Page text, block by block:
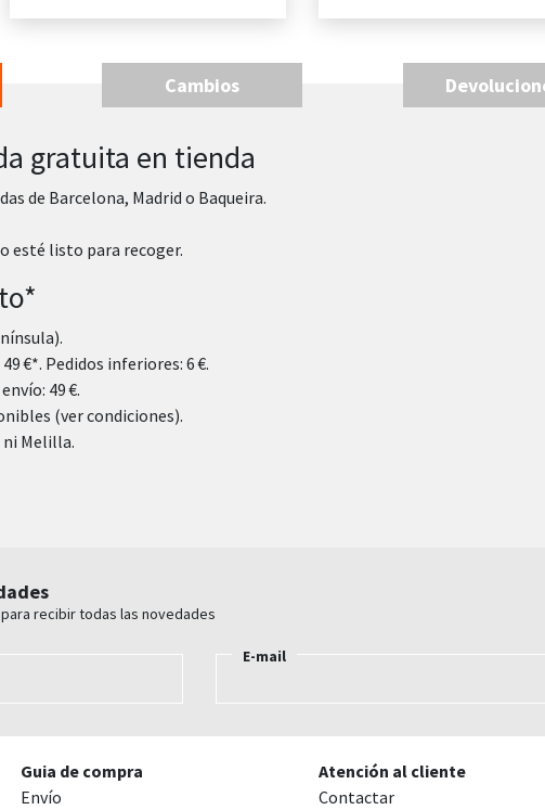
Cambios
gratuita en tienda
de Barcelona, Madrid o Baqueira.
esté listo para recoger.
€*. Pedidos inferiores: 6 €.
49 €.
(ver condiciones).
ni Melilla.
recibir todas las novedades
E-mail
Guia de compra
Envío
Atención al cliente
Contactar